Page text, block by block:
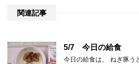
関連記事
5/7 今日の給食
今日の給食は、 ねぎ豚う